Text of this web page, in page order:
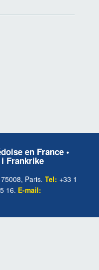
en France •
Frankrike
Paris. Tel: +33 1
16. E-mail: